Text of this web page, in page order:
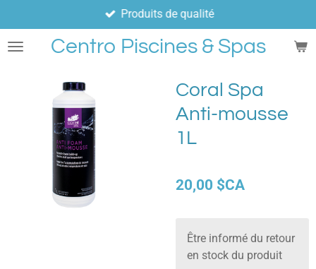
au
contenu Centro Piscines & Spas
Produits de qualité
Coral Spa
Anti-mousse
1L
20,00 $CA
Être informé du retour
en stock du produit